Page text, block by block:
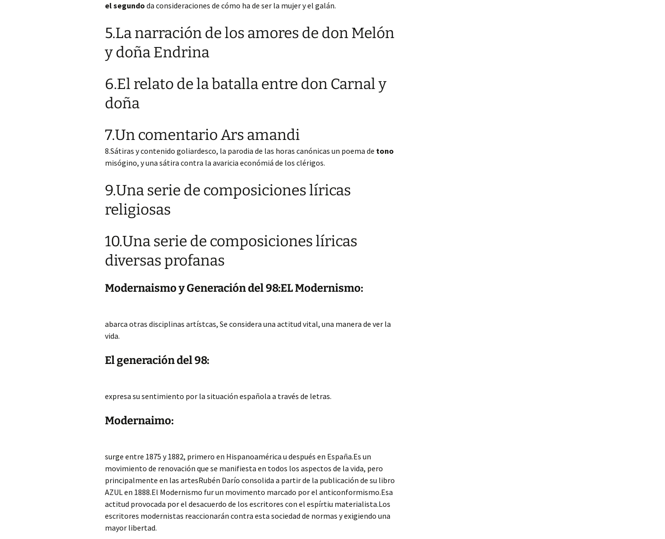
el segundo da consideraciones de cómo ha de ser la mujer y el galán.
5.La narración de los amores de don Melón
y doña Endrina
6.El relato de la batalla entre don Carnal y
doña
7.Un comentario Ars amandi
8.Sátiras y contenido goliardesco, la parodia de las horas canónicas un poema de tono
misógino, y una sátira contra la avaricia económiá de los clérigos.
9.Una serie de composiciones líricas
religiosas
10.Una serie de composiciones líricas
diversas profanas
Modernaismo y Generación del 98:EL Modernismo:
abarca otras disciplinas artístcas, Se considera una actitud vital, una manera de ver la
vida.
El generación del 98:
expresa su sentimiento por la situación española a través de letras.
Modernaimo:
surge entre 1875 y 1882, primero en Hispanoamérica u después en España.Es un
movimiento de renovación que se manifiesta en todos los aspectos de la vida, pero
principalmente en las artesRubén Darío consolida a partir de la publicación de su libro
AZUL en 1888.El Modernismo fur un movimento marcado por el anticonformismo.Esa
actitud provocada por el desacuerdo de los escritores con el espírtiu materialista.Los
escritores modernistas reaccionarán contra esta sociedad de normas y exigiendo una
mayor libertad.